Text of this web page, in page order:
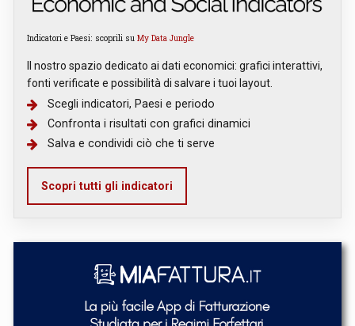
Indicatori e Paesi: scoprili su My Data Jungle
Il nostro spazio dedicato ai dati economici: grafici interattivi,
fonti verificate e possibilità di salvare i tuoi layout.
Scegli indicatori, Paesi e periodo
Confronta i risultati con grafici dinamici
Salva e condividi ciò che ti serve
Scopri tutti gli indicatori